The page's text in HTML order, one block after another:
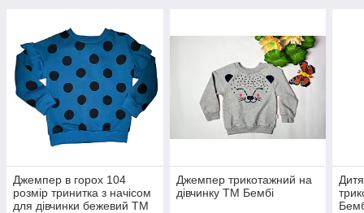
Джемпер в горох 104
розмір тринитка з начісом
для дівчинки бежевий ТМ
Джемпер трикотажний на
дівчинку ТМ Бембі